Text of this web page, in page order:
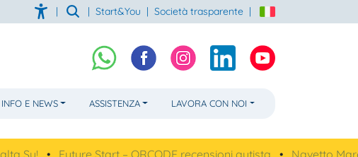
| | Start&You | Società trasparente |
INFO E NEWS ASSISTENZA LAVORA CON NOI
• Future Start – QRCODE recensioni autista • Navetto Mare, linea